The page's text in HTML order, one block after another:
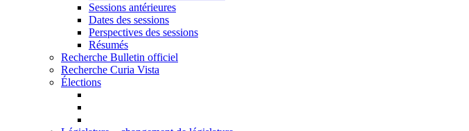
Sessions antérieures
Dates des sessions
Perspectives des sessions
Résumés
Recherche Bulletin officiel
Recherche Curia Vista
Élections